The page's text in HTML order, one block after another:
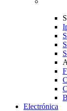
Electrónica